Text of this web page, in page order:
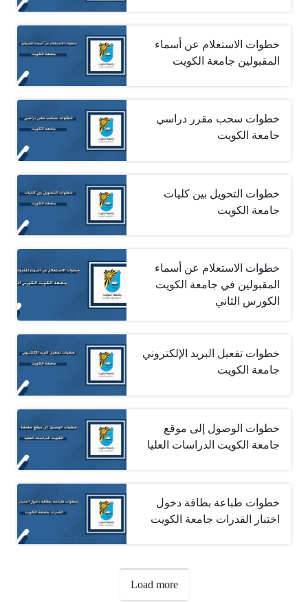
خطوات الاستعلام عن أسماء
المقبولين جامعة الكويت
خطوات سحب مقرر دراسي
جامعة الكويت
خطوات التحويل بين كليات
جامعة الكويت
خطوات الاستعلام عن أسماء
المقبولين في جامعة الكويت
الكورس الثاني
خطوات تفعيل البريد الإلكتروني
جامعة الكويت
خطوات الوصول إلى موقع
جامعة الكويت الدراسات العليا
خطوات طباعة بطاقة دخول
اختبار القدرات جامعة الكويت
Load more